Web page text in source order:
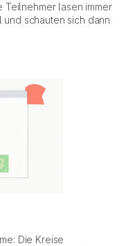
Teilnehmer lasen immer
schauten sich dann
Die Kreise